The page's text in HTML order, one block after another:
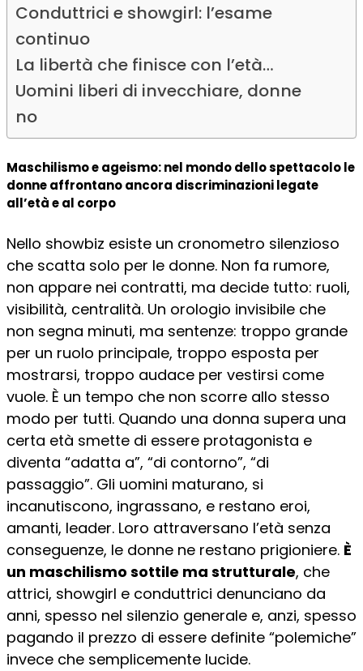
Conduttrici e showgirl: l’esame
continuo
La libertà che finisce con l’età…
Uomini liberi di invecchiare, donne
no
Maschilismo e ageismo: nel mondo dello spettacolo le
donne affrontano ancora discriminazioni legate
all’età e al corpo
Nello showbiz esiste un cronometro silenzioso
che scatta solo per le donne. Non fa rumore,
non appare nei contratti, ma decide tutto: ruoli,
visibilità, centralità. Un orologio invisibile che
non segna minuti, ma sentenze: troppo grande
per un ruolo principale, troppo esposta per
mostrarsi, troppo audace per vestirsi come
vuole. È un tempo che non scorre allo stesso
modo per tutti. Quando una donna supera una
certa età smette di essere protagonista e
diventa “adatta a”, “di contorno”, “di
passaggio”. Gli uomini maturano, si
incanutiscono, ingrassano, e restano eroi,
amanti, leader. Loro attraversano l’età senza
conseguenze, le donne ne restano prigioniere. È
un maschilismo sottile ma strutturale, che
attrici, showgirl e conduttrici denunciano da
anni, spesso nel silenzio generale e, anzi, spesso
pagando il prezzo di essere definite “polemiche”
invece che semplicemente lucide.